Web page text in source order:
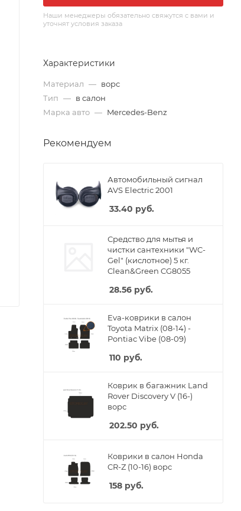
Наши менеджеры обязательно свяжутся с вами и
уточнят условия заказа
Характеристики
Материал — ворс
Тип — в салон
Марка авто — Mercedes-Benz
Рекомендуем
Автомобильный сигнал
AVS Electric 2001
33.40 руб.
Средство для мытья и
чистки сантехники "WC-
Gel" (кислотное) 5 кг.
Clean&Green CG8055
28.56 руб.
Eva-коврики в салон
Toyota Matrix (08-14) -
Pontiac Vibe (08-09)
110 руб.
Коврик в багажник Land
Rover Discovery V (16-)
ворс
202.50 руб.
Коврики в салон Honda
CR-Z (10-16) ворс
158 руб.